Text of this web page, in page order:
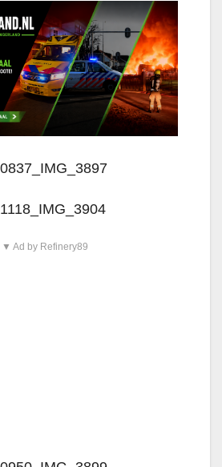
▼ Ad by Refinery89